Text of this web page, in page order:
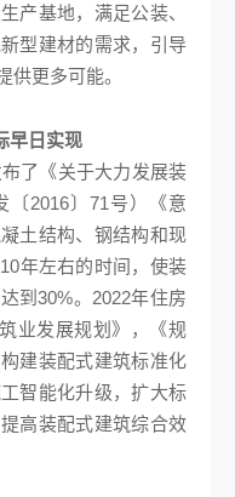
产基地，满足公装、
型建材的需求，引导
供更多可能。
早日实现
了《关于大力发展装
〔2016〕71号）《意
土结构、钢结构和现
年左右的时间，使装
到30%。2022年住房
业发展规划》，《规
建装配式建筑标准化
智能化升级，扩大标
高装配式建筑综合效